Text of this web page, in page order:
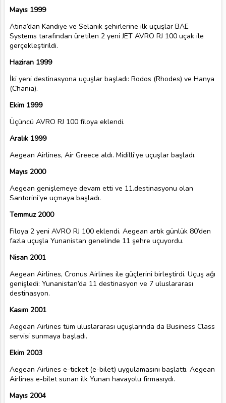
Mayıs 1999
Atina’dan Kandiye ve Selanik şehirlerine ilk uçuşlar BAE
Systems tarafından üretilen 2 yeni JET AVRO RJ 100 uçak ile
gerçekleştirildi.
Haziran 1999
İki yeni destinasyona uçuşlar başladı: Rodos (Rhodes) ve Hanya
(Chania).
Ekim 1999
Üçüncü AVRO RJ 100 filoya eklendi.
Aralık 1999
Aegean Airlines, Air Greece aldı. Midilli’ye uçuşlar başladı.
Mayıs 2000
Aegean genişlemeye devam etti ve 11.destinasyonu olan
Santorini’ye uçmaya başladı.
Temmuz 2000
Filoya 2 yeni AVRO RJ 100 eklendi. Aegean artık günlük 80’den
fazla uçuşla Yunanistan genelinde 11 şehre uçuyordu.
Nisan 2001
Aegean Airlines, Cronus Airlines ile güçlerini birleştirdi. Uçuş ağı
genişledi: Yunanistan’da 11 destinasyon ve 7 uluslararası
destinasyon.
Kasım 2001
Aegean Airlines tüm uluslararası uçuşlarında da Business Class
servisi sunmaya başladı.
Ekim 2003
Aegean Airlines e-ticket (e-bilet) uygulamasını başlattı. Aegean
Airlines e-bilet sunan ilk Yunan havayolu firmasıydı.
Mayıs 2004